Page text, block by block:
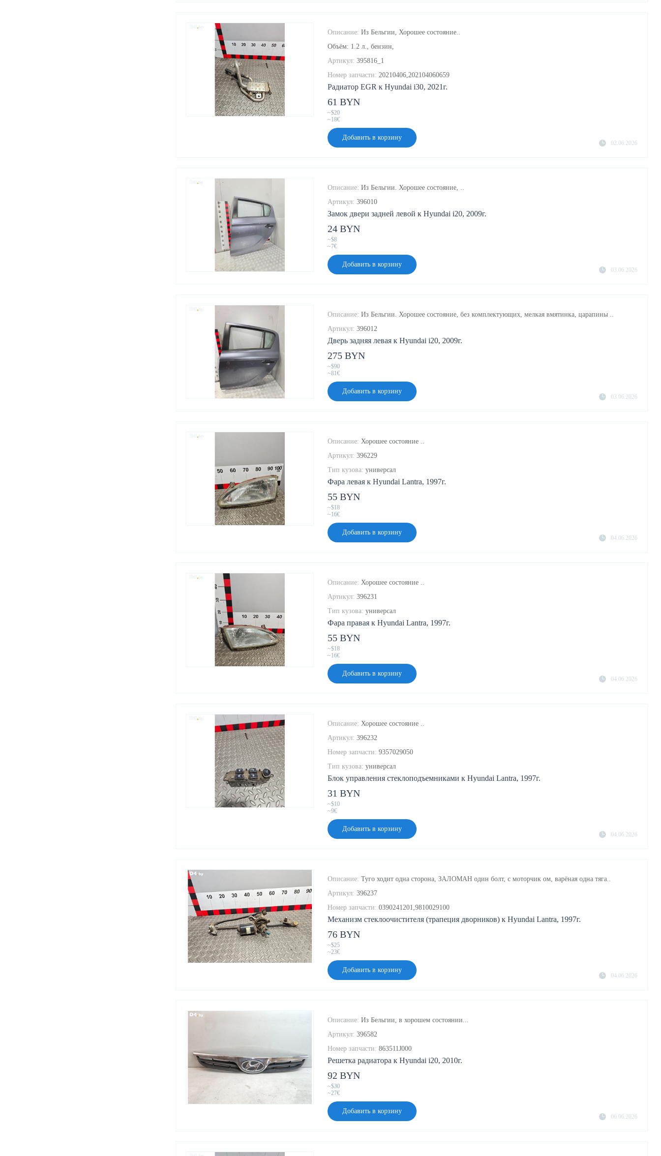
Радиатор EGR к Hyundai i30, 2021г.
Описание: Из Бельгии, Хорошее состояние..
Объём: 1.2 л., бензин,
Артикул: 395816_1
Номер запчасти: 20210406,202104060659
02.06.2026
61 BYN
~$20
~18€
Добавить в корзину
Замок двери задней левой к Hyundai i20, 2009г.
Описание: Из Бельгии. Хорошее состояние, ..
Артикул: 396010
03.06.2026
24 BYN
~$8
~7€
Добавить в корзину
Дверь задняя левая к Hyundai i20, 2009г.
Описание: Из Бельгии. Хорошее состояние, без комплектующих, мелкая вмятинка, царапины ..
Артикул: 396012
03.06.2026
275 BYN
~$90
~81€
Добавить в корзину
Фара левая к Hyundai Lantra, 1997г.
Описание: Хорошее состояние ..
Артикул: 396229
Тип кузова: универсал
04.06.2026
55 BYN
~$18
~16€
Добавить в корзину
Фара правая к Hyundai Lantra, 1997г.
Описание: Хорошее состояние ..
Артикул: 396231
Тип кузова: универсал
04.06.2026
55 BYN
~$18
~16€
Добавить в корзину
Блок управления стеклоподъемниками к Hyundai Lantra, 1997г.
Описание: Хорошее состояние ..
Артикул: 396232
Номер запчасти: 9357029050
Тип кузова: универсал
04.06.2026
31 BYN
~$10
~9€
Добавить в корзину
Механизм стеклоочистителя (трапеция дворников) к Hyundai Lantra, 1997г.
Описание: Туго ходит одна сторона, ЗАЛОМАН один болт, с моторчик ом, варёная одна тяга..
Артикул: 396237
Номер запчасти: 0390241201,9810029100
04.06.2026
76 BYN
~$25
~23€
Добавить в корзину
Решетка радиатора к Hyundai i20, 2010г.
Описание: Из Бельгии, в хорошем состоянии...
Артикул: 396582
Номер запчасти: 863511J000
06.06.2026
92 BYN
~$30
~27€
Добавить в корзину